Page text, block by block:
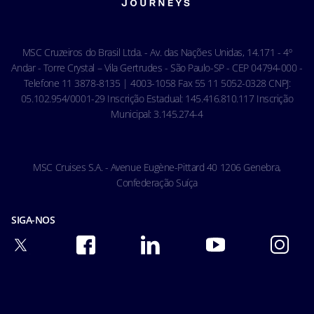
Ocean Cay MSC Marine Reserve
Carta de Direitos dos Passageiros
Condições gerais de transporte
MSC Cruzeiros do Brasil Ltda. - Av. das Nações Unidas, 14.171 - 4º
Andar - Torre Crystal – Vila Gertrudes - São Paulo-SP - CEP 04794-000 -
Telefone 11 3878-8135 | 4003-1058 Fax 55 11 5052-0328 CNPJ:
05.102.954/0001-29 Inscrição Estadual: 145.416.810.117 Inscrição
Municipal: 3.145.274-4
MSC Cruises S.A. - Avenue Eugène-Pittard 40 1206 Genebra,
Confederação Suíça
SIGA-NOS